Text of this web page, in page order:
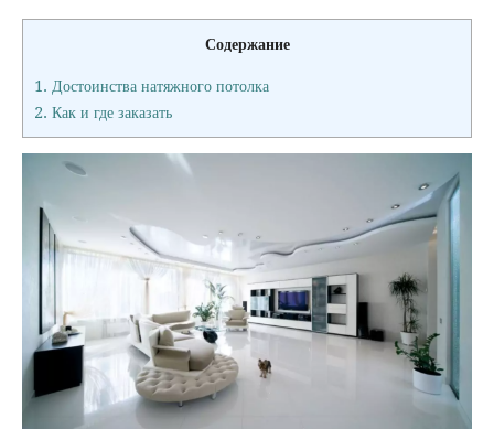
Содержание
1. Достоинства натяжного потолка
2. Как и где заказать